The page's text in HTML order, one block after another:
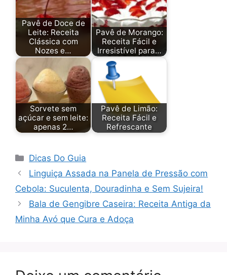
Pavê de Doce de
Leite: Receita
Clássica com
Nozes e…
Pavê de Morango:
Receita Fácil e
Irresistível para…
Sorvete sem
açúcar e sem leite:
apenas 2…
Pavê de Limão:
Receita Fácil e
Refrescante
Categorias
Dicas Do Guia
Linguiça Assada na Panela de Pressão com
Cebola: Suculenta, Douradinha e Sem Sujeira!
Bala de Gengibre Caseira: Receita Antiga da
Minha Avó que Cura e Adoça